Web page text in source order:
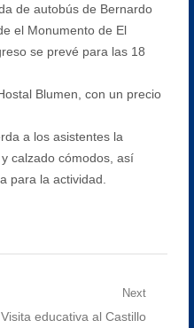
de autobús de Bernardo
el Monumento de El
se prevé para las 18
Blumen, con un precio
a los asistentes la
calzado cómodos, así
para la actividad.
Next
Next
Visita educativa al Castillo